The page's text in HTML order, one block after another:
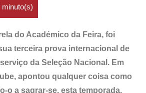
do Académico da Feira, foi
terceira prova internacional de
da Seleção Nacional. Em
apontou qualquer coisa como
o a sagrar-se, esta temporada,